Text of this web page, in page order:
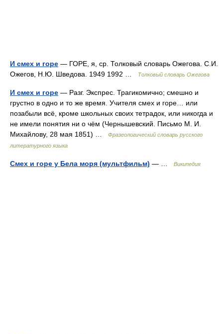
И смех и горе — ГОРЕ, я, ср. Толковый словарь Ожегова. С.И.
Ожегов, Н.Ю. Шведова. 1949 1992 …
Толковый словарь Ожегова
И смех и горе — Разг. Экспрес. Трагикомично; смешно и
грустно в одно и то же время. Учителя смех и горе… или
позабыли всё, кроме школьных своих тетрадок, или никогда и
не имели понятия ни о чём (Чернышевский. Письмо М. И.
Михайлову, 28 мая 1851) …
Фразеологический словарь русского
литературного языка
Смех и горе у Бела моря (мультфильм) — … Википедия